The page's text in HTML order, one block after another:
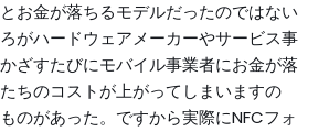
お金が落ちるモデルだったのではない
がハードウェアメーカーやサービス事
ざすたびにモバイル事業者にお金が落
ちのコストが上がってしまいますの
のがあった。ですから実際にNFCフォ